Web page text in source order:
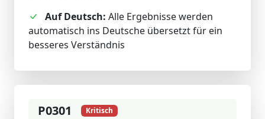
Auf Deutsch: Alle Ergebnisse werden
automatisch ins Deutsche übersetzt für ein
besseres Verständnis
P0301 Kritisch